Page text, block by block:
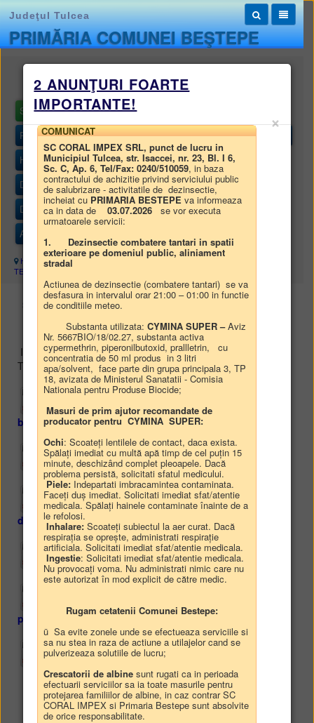
Judeţul Tulcea
PRIMĂRIA COMUNEI BEŞTEPE
Monitorul oficial local
STATUTUL UNITĂȚII ADMINISTRATIV-TERITORIALE
REGULAMENTELE PRIVIND PROCEDURILE ADMINISTRATIVE
HOTĂRÂRILE AUTORITĂȚII DELIBERATIVE
DISPOZIȚIILE AUTORITĂȚII EXECUTIVE
DOCUMENTE ȘI INFORMAȚII FINANCIARE
ALTE DOCUMENTE
Harta site/Monitorul oficial local
STATUTUL UNITĂȚII ADMINISTRATIV-
TERITORIALE
STATUTUL UNITĂȚII ADMINISTRATIV-TERITORIALE
Inventarul public și privat al comunei Beștepe, județul
Tulcea
HCL 13/ 2026 - Atestarea pozițiilor din inventarul
bunurilor care alcătuiesc domeniul public
Anexa la HCL 13/2026
HCL 15/ 2026 - Inventarierea anuală a bunurilor
din domeniul privat
Anexa la HCL 15/2026
public
Anexa la HCL 71/2018
2 ANUNŢURI FOARTE
IMPORTANTE!
×
COMUNICAT
SC CORAL IMPEX SRL, punct de lucru in
Municipiul Tulcea, str. Isaccei, nr. 23, Bl. I 6,
Sc. C, Ap. 6, Tel/Fax: 0240/510059, in baza
contractului de achizitie privind serviciului public
de salubrizare - activitatile de dezinsectie,
incheiat cu PRIMARIA BESTEPEva informeaza
ca in data de03.07.2026 se vor executa
urmatoarele servicii:
1.
Dezinsectie combatere tantari in spatii
exterioare pe domeniul public, aliniament
stradal
Actiunea de dezinsectie (combatere tantari) se va
desfasura in intervalul orar 21:00 – 01:00 in functie
de conditiile meteo.
Substanta utilizata:CYMINA SUPER –Aviz
Nr. 5667BIO/18/02.27, substanta activa
cypermethrin, piperonilbutoxid, prallletrin, cu
concentratia de 50 ml produs in 3 litri
apa/solvent, face parte din grupa principala 3, TP
18, avizata de Ministerul Sanatatii - Comisia
Nationala pentru Produse Biocide;
Masuri de prim ajutor recomandate de
producator pentru CYMINA SUPER:
Ochi: Scoateți lentilele de contact, daca exista.
Spălați imediat cu multă apă timp de cel puțin 15
minute, deschizând complet pleoapele. Dacă
problema persistă, solicitati sfatul medicului.
Piele: Indepartati imbracamintea contaminata.
Faceți duș imediat. Solicitati imediat sfat/atentie
medicala. Spălați hainele contaminate înainte de a
le refolosi.
Inhalare: Scoateți subiectul la aer curat. Dacă
respirația se oprește, administrati respirație
artificiala. Solicitati imediat sfat/atentie medicala.
Ingestie: Solicitati imediat sfat/atentie medicala.
Nu provocați voma. Nu administrati nimic care nu
este autorizat în mod explicit de către medic.
Rugam cetatenii Comunei Bestepe:
ü Sa evite zonele unde se efectueaza serviciile si
sa nu stea in raza de actiune a utilajelor cand se
pulverizeaza solutiile de lucru;
Crescatorii de albine sunt rugati ca in perioada
efectuarii serviciilor sa ia toate masurile pentru
protejarea familiilor de albine, in caz contrar SC
CORAL IMPEX si Primaria Bestepe sunt absolvite
de orice responsabilitate.